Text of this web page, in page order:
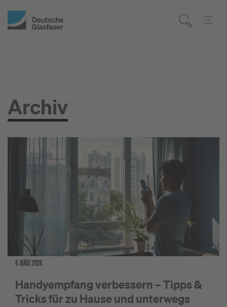
Archiv
4. MÄRZ 2026
Handyempfang verbessern – Tipps &
Tricks für zu Hause und unterwegs